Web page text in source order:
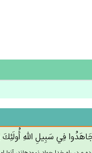
فِي‌ سَبِيل‌ِ الله‌ِ أُولَئِك‌َ